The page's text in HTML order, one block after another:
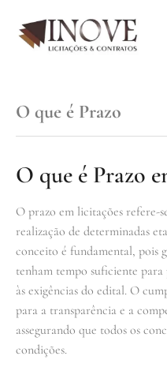
O que é Prazo
O que é Prazo
O prazo em licitações refere-
realização de determinadas
conceito é fundamental, pois
tenham tempo suficiente
às exigências do edital. O
para a transparência e a
assegurando que todos os
condições.